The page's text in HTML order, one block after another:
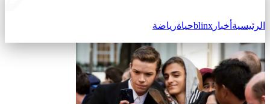
الرئيسية أخبار blinxحياةرياضة